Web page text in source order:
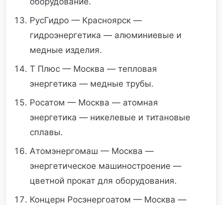
РусГидро — Красноярск —
гидроэнергетика — алюминиевые и
медные изделия.
Т Плюс — Москва — тепловая
энергетика — медные трубы.
Росатом — Москва — атомная
энергетика — никелевые и титановые
сплавы.
Атомэнергомаш — Москва —
энергетическое машиностроение —
цветной прокат для оборудования.
Концерн Росэнергоатом — Москва —